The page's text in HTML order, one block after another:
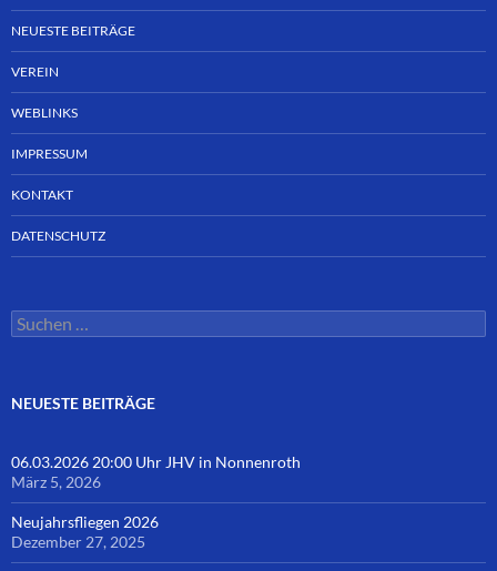
NEUESTE BEITRÄGE
VEREIN
WEBLINKS
IMPRESSUM
KONTAKT
DATENSCHUTZ
Suchen
nach:
NEUESTE BEITRÄGE
06.03.2026 20:00 Uhr JHV in Nonnenroth
März 5, 2026
Neujahrsfliegen 2026
Dezember 27, 2025